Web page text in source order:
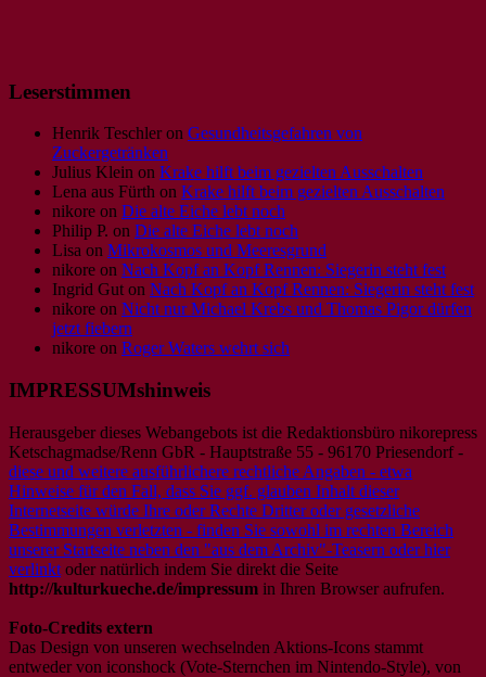
Leserstimmen
Henrik Teschler on Gesundheitsgefahren von
Zuckergetränken
Julius Klein on Krake hilft beim gezielten Ausschalten
Lena aus Fürth on Krake hilft beim gezielten Ausschalten
nikore on Die alte Eiche lebt noch
Philip P. on Die alte Eiche lebt noch
Lisa on Mikrokosmos und Meeresgrund
nikore on Nach Kopf an Kopf Rennen: Siegerin steht fest
Ingrid Gut on Nach Kopf an Kopf Rennen: Siegerin steht fest
nikore on Nicht nur Michael Krebs und Thomas Pigor dürfen
jetzt fiebern
nikore on Roger Waters wehrt sich
IMPRESSUMshinweis
Herausgeber dieses Webangebots ist die Redaktionsbüro nikorepress
Ketschagmadse/Renn GbR - Hauptstraße 55 - 96170 Priesendorf -
diese und weitere ausführlichere rechtliche Angaben - etwa
Hinweise für den Fall, dass Sie ggf. glauben Inhalt dieser
Internetseite würde Ihre oder Rechte Dritter oder gesetzliche
Bestimmungen verletzten - finden Sie sowohl im rechten Bereich
unserer Startseite neben den "aus dem Archiv"-Teasern oder hier
verlinkt oder natürlich indem Sie direkt die Seite
http://kulturkueche.de/impressum in Ihren Browser aufrufen.
Foto-Credits extern
Das Design von unseren wechselnden Aktions-Icons stammt
entweder von iconshock (Vote-Sternchen im Nintendo-Style), von